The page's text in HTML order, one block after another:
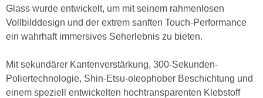
Glass wurde entwickelt, um mit seinem rahmenlosen
Vollbilddesign und der extrem sanften Touch-Performance
ein wahrhaft immersives Seherlebnis zu bieten.
Mit sekundärer Kantenverstärkung, 300-Sekunden-
Poliertechnologie, Shin-Etsu-oleophober Beschichtung und
einem speziell entwickelten hochtransparenten Klebstoff